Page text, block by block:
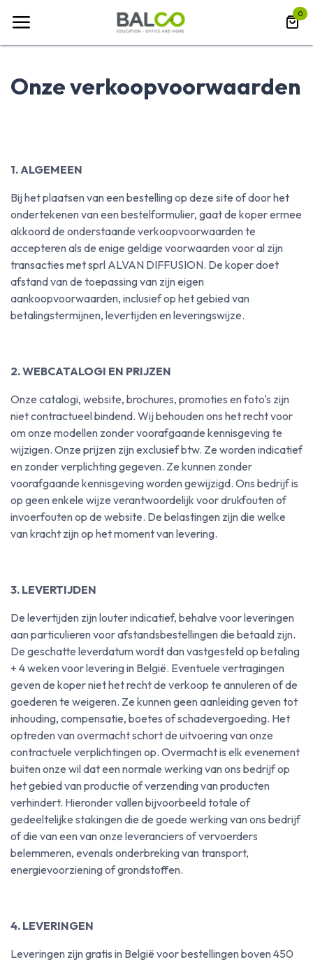
0
Onze verkoopvoorwaarden
1. ALGEMEEN
Bij het plaatsen van een bestelling op deze site of door het
ondertekenen van een bestelformulier, gaat de koper ermee
akkoord de onderstaande verkoopvoorwaarden te
accepteren als de enige geldige voorwaarden voor al zijn
transacties met sprl ALVAN DIFFUSION. De koper doet
afstand van de toepassing van zijn eigen
aankoopvoorwaarden, inclusief op het gebied van
betalingstermijnen, levertijden en leveringswijze.
2. WEBCATALOGI EN PRIJZEN
Onze catalogi, website, brochures, promoties en foto's zijn
niet contractueel bindend. Wij behouden ons het recht voor
om onze modellen zonder voorafgaande kennisgeving te
wijzigen. Onze prijzen zijn exclusief btw. Ze worden indicatief
en zonder verplichting gegeven. Ze kunnen zonder
voorafgaande kennisgeving worden gewijzigd. Ons bedrijf is
op geen enkele wijze verantwoordelijk voor drukfouten of
invoerfouten op de website. De belastingen zijn die welke
van kracht zijn op het moment van levering.
3. LEVERTIJDEN
De levertijden zijn louter indicatief, behalve voor leveringen
aan particulieren voor afstandsbestellingen die betaald zijn.
De geschatte leverdatum wordt dan vastgesteld op betaling
+ 4 weken voor levering in België. Eventuele vertragingen
geven de koper niet het recht de verkoop te annuleren of de
goederen te weigeren. Ze kunnen geen aanleiding geven tot
inhouding, compensatie, boetes of schadevergoeding. Het
optreden van overmacht schort de uitvoering van onze
contractuele verplichtingen op. Overmacht is elk evenement
buiten onze wil dat een normale werking van ons bedrijf op
het gebied van productie of verzending van producten
verhindert. Hieronder vallen bijvoorbeeld totale of
gedeeltelijke stakingen die de goede werking van ons bedrijf
of die van een van onze leveranciers of vervoerders
belemmeren, evenals onderbreking van transport,
energievoorziening of grondstoffen.
4. LEVERINGEN
Leveringen zijn gratis in België voor bestellingen boven 450